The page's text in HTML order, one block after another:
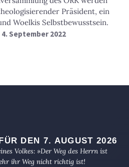
Präsident, ein
Woelkis Selbstbewusstsein.
4. September 2022
DEN 7. AUGUST 2026
Volkes: »Der Weg des Herrn ist
ihr Weg nicht richtig ist!